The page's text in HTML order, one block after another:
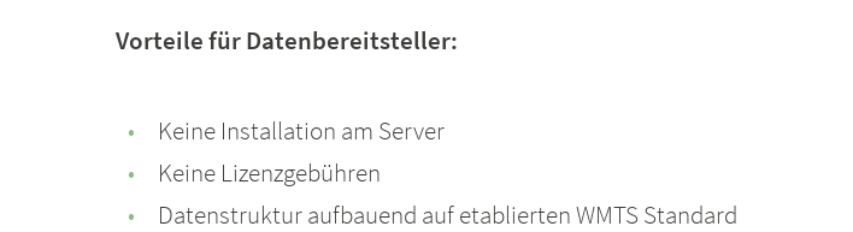
Vorteile für Datenbereitsteller:
Keine Installation am Server
Keine Lizenzgebühren
Datenstruktur aufbauend auf etablierten WMTS Standard